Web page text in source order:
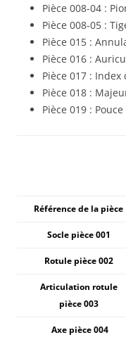
Pièce 008-04 :
Pièce 008-05 :
Pièce 015 :
Pièce 016 :
Pièce 017 :
Pièce 018 :
Pièce 019 :
Référence de la pièce
Socle pièce 001
Rotule pièce 002
Articulation rotule
pièce 003
Axe pièce 004